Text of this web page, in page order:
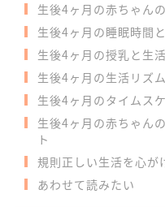
生後4ヶ月の赤ちゃん
生後4ヶ月の睡眠時間
生後4ヶ月の授乳と生
生後4ヶ月の生活リズ
生後4ヶ月のタイムス
生後4ヶ月の赤ちゃん
ト
規則正しい生活を心が
あわせて読みたい